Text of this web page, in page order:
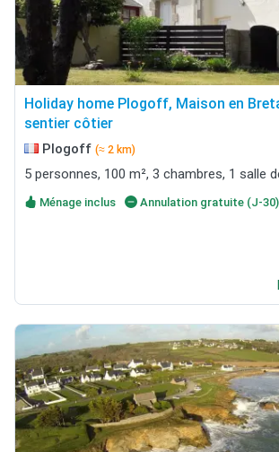
Holiday home Plogoff, Maison en
sentier côtier
Plogoff (≈ 2 km)
5 personnes, 100 m², 3 chambres, 1 salle
Ménage inclus Annulation gratuite (J-30)